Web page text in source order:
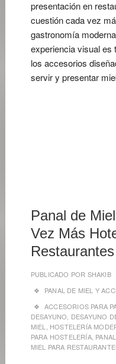
presentación en
cuestión cada vez
gastronomía
experiencia visual es
los accesorios
servir y presentar
Panal de
Vez Más
PUBLICADO POR SHAKIB
PANAL DE MIEL Y
ACCESORIOS PARA
DESAYUNO DESAYUNO
MIEL
HOSTELERÍA
PARA HOSTELERÍA,
MIEL PARA